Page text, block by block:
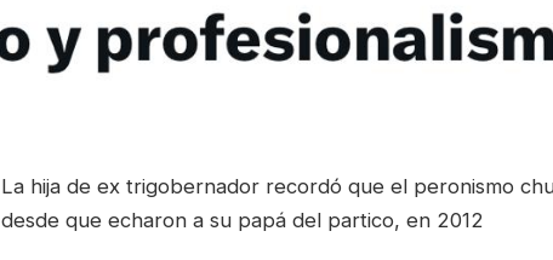
La hija de ex trigobernador recordó que el peronismo
desde que echaron a su papá del partico, en 2012